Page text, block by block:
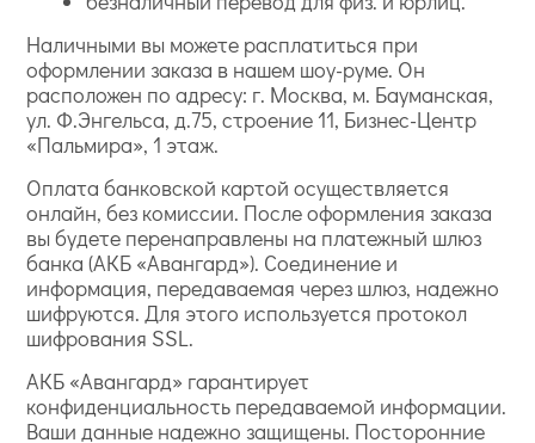
Наличными вы можете расплатиться при
оформлении заказа в нашем шоу-руме. Он
расположен по адресу: г. Москва, м. Бауманская,
ул. Ф.Энгельса, д.75, строение 11, Бизнес-Центр
«Пальмира», 1 этаж.
Оплата банковской картой осуществляется
онлайн, без комиссии. После оформления заказа
вы будете перенаправлены на платежный шлюз
банка (АКБ «Авангард»). Соединение и
информация, передаваемая через шлюз, надежно
шифруются. Для этого используется протокол
шифрования SSL.
АКБ «Авангард» гарантирует
конфиденциальность передаваемой информации.
Ваши данные надежно защищены. Посторонние